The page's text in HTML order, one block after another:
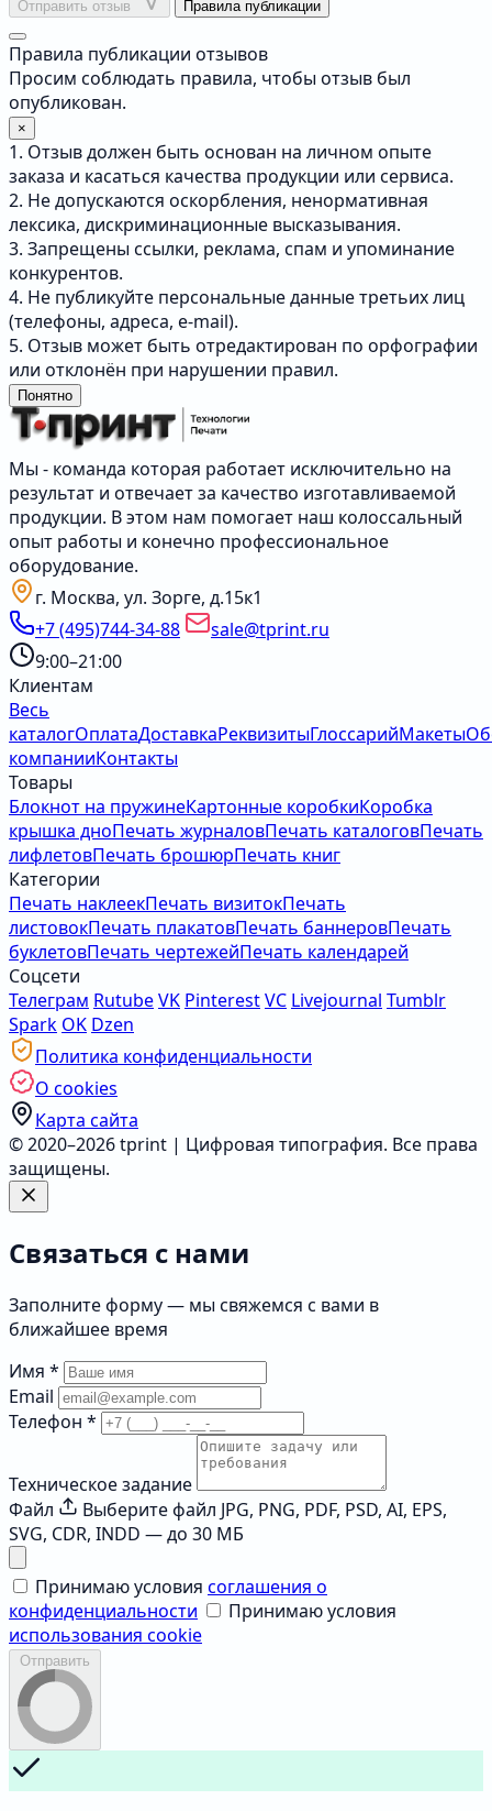
Отправить отзыв Правила публикации
Правила публикации отзывов
Просим соблюдать правила, чтобы отзыв был
опубликован.
×
1. Отзыв должен быть основан на личном опыте
заказа и касаться качества продукции или сервиса.
2. Не допускаются оскорбления, ненормативная
лексика, дискриминационные высказывания.
3. Запрещены ссылки, реклама, спам и упоминание
конкурентов.
4. Не публикуйте персональные данные третьих лиц
(телефоны, адреса, e-mail).
5. Отзыв может быть отредактирован по орфографии
или отклонён при нарушении правил.
Понятно
Мы - команда которая работает исключительно на
результат и отвечает за качество изготавливаемой
продукции. В этом нам помогает наш колоссальный
опыт работы и конечно профессиональное
оборудование.
г. Москва, ул. Зорге, д.15к1
+7 (495)744-34-88
sale@tprint.ru
9:00–21:00
Клиентам
Весь
каталогОплатаДоставкаРеквизитыГлоссарийМакеты
компанииКонтакты
Товары
Блокнот на пружинеКартонные коробкиКоробка
крышка дноПечать журналовПечать каталоговПечать
лифлетовПечать брошюрПечать книг
Категории
Печать наклеекПечать визитокПечать
листовокПечать плакатовПечать баннеровПечать
буклетовПечать чертежейПечать календарей
Соцсети
Телеграм RutubeVK PinterestVC Livejournal Tumblr
Spark OK Dzen
Политика конфиденциальности
О cookies
Карта сайта
© 2020–2026 tprint | Цифровая типография. Все права
защищены.
Связаться с нами
Заполните форму — мы свяжемся с вами в
ближайшее время
Имя *
Email
Телефон *
Техническое задание
Файл
Выберите файл JPG, PNG, PDF, PSD, AI, EPS,
SVG, CDR, INDD — до 30 МБ
Принимаю условия соглашения о
конфиденциальности
Принимаю условия
использования cookie
Отправить